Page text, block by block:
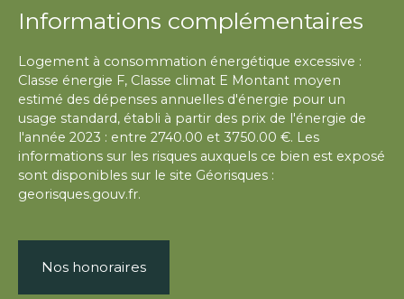
Informations complémentaires
Logement à consommation énergétique excessive :
Classe énergie F, Classe climat E Montant moyen
estimé des dépenses annuelles d'énergie pour un
usage standard, établi à partir des prix de l'énergie de
l'année 2023 : entre 2740.00 et 3750.00 €. Les
informations sur les risques auxquels ce bien est exposé
sont disponibles sur le site Géorisques :
georisques.gouv.fr.
Nos honoraires